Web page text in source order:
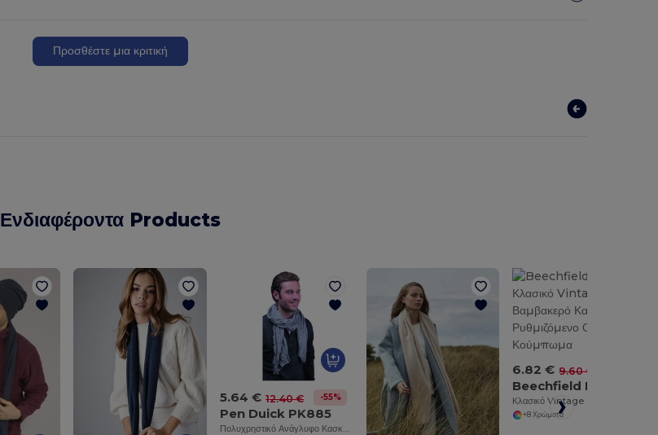
Προσθέστε μια κριτική
Ενδιαφέροντα Products
5.64 € 12.40 € -55%
Pen Duick PK885
6.82 € 9.60 €
Beechfield BF655
+8 Χρώματα